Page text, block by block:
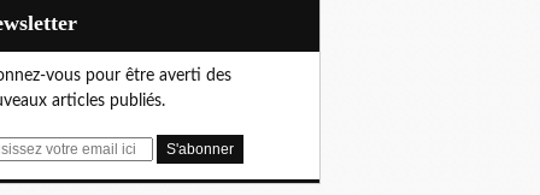
vous pour être averti des
articles publiés.